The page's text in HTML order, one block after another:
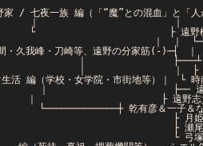
「“魔”との混血」と「人から創ら
槙久(-
┘ ｜ ｜ └─┐ ├─ 遠野
崎等、遠野の分家筋(-)─┤ ｜
翡翠(83)
南宗玄
編（学校・女学院・市街地等）｜
遠野秋葉
志貴(97) / 七夜志
乾有彦＆一子＆ななこ
＆三澤羽居(6)──
晶(23) ｜
つき(25) ───┐